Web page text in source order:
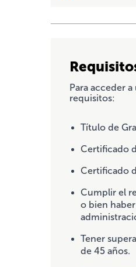
Para acceder
requisitos:
Título de
Certificado
Certificado
Cumplir el
o bien
Tener
de 45 años.